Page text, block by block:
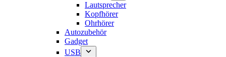
Lautsprecher
Kopfhörer
Ohrhörer
Autozubehör
Gadget
USB